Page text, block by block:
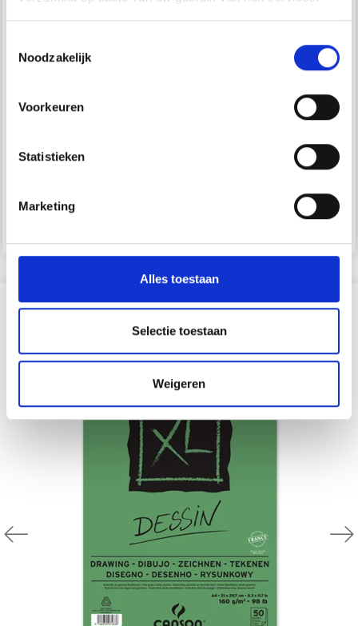
Noodzakelijk
Voorkeuren
Statistieken
Marketing
Alles toestaan
Selectie toestaan
Weigeren
Voeg toe aan
XL MARKER
TEKENBLOK
EUR 18.05
Voeg toe aan
winkelwagen
?
30% korting